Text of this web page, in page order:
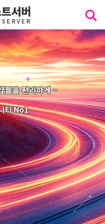
서버
S E RVE R
들을 편리하게 ~
티 No1